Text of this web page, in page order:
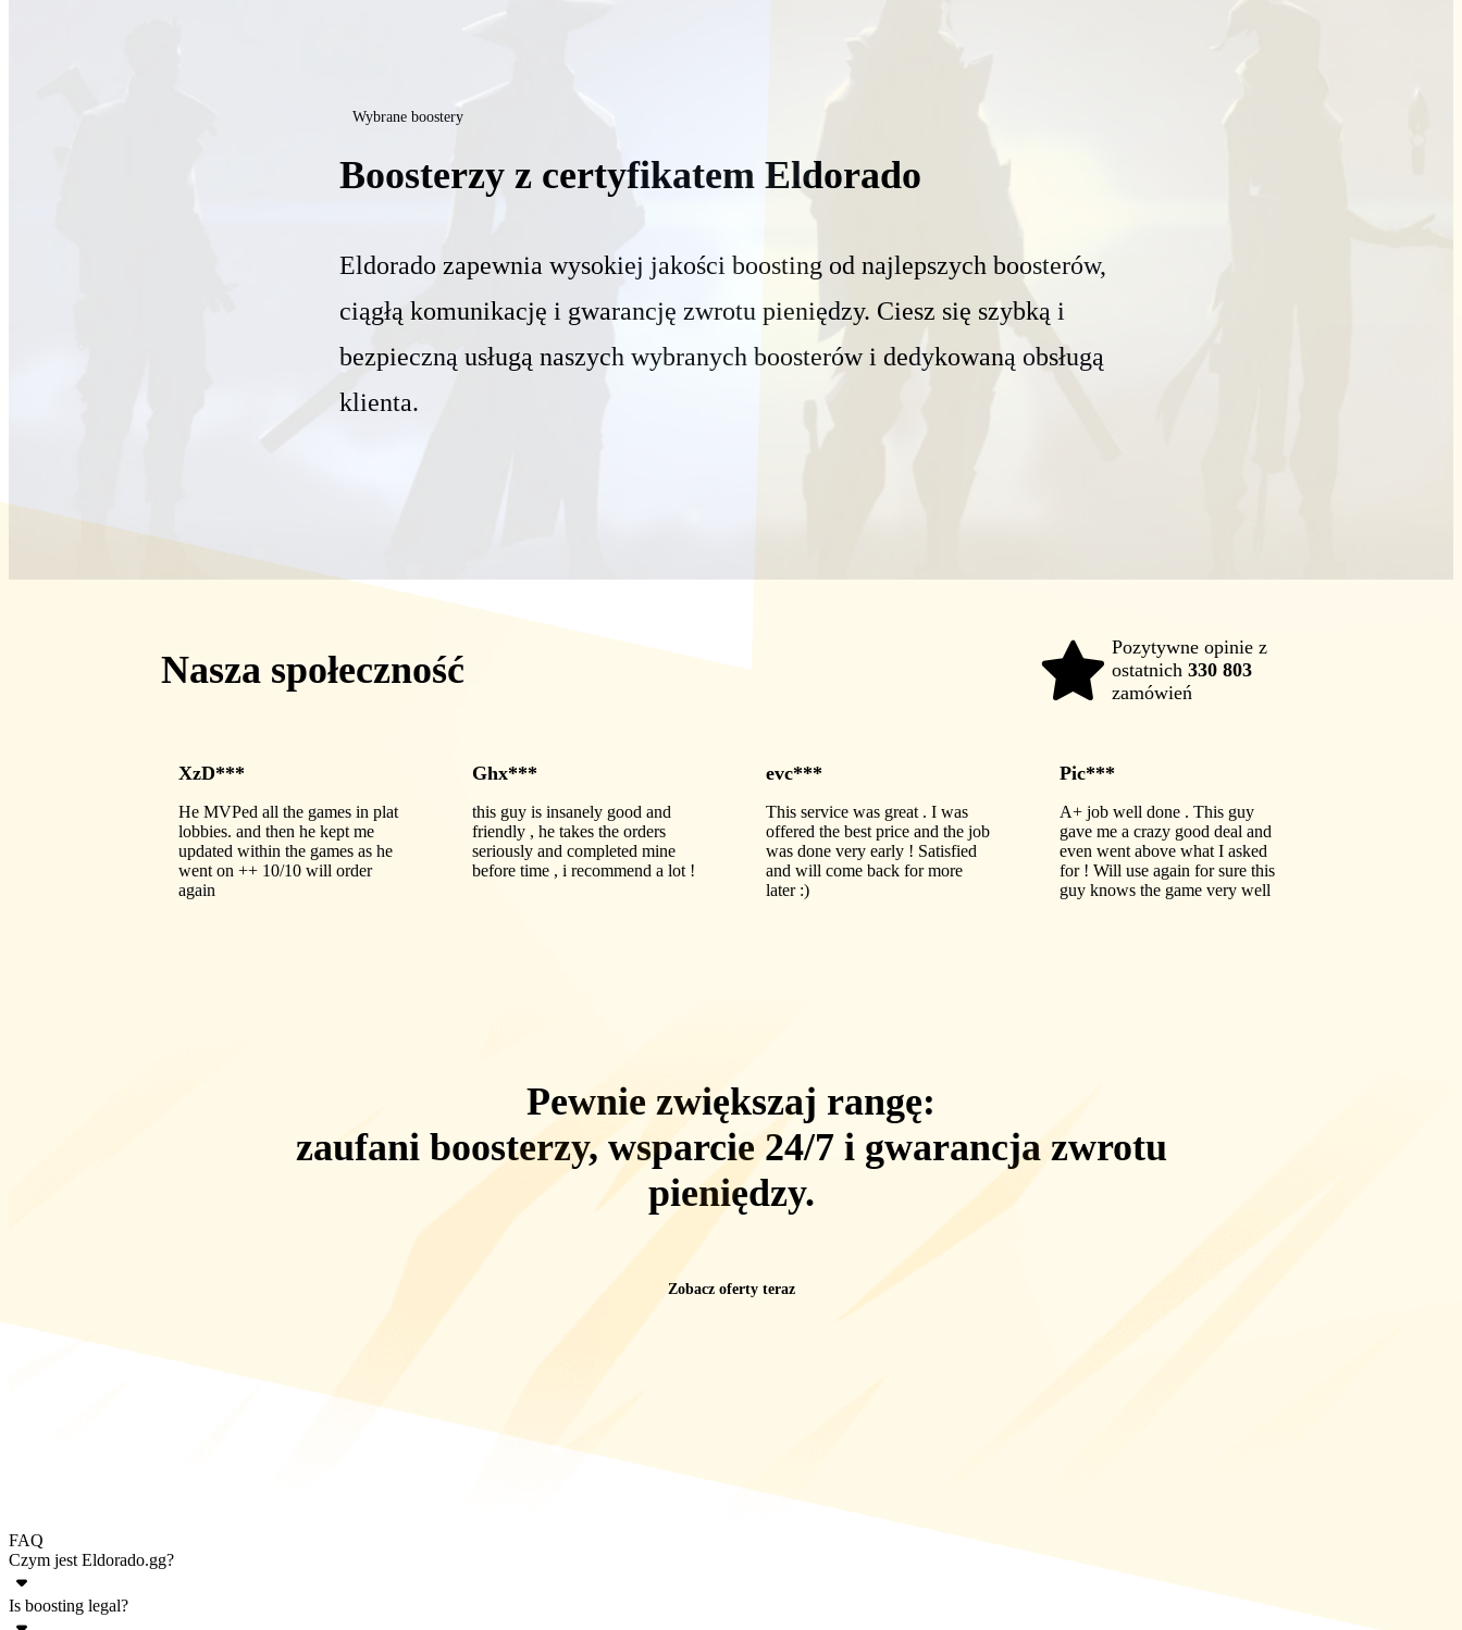
Wybrane boostery
Boosterzy z certyfikatem Eldorado
Eldorado zapewnia wysokiej jakości boosting od najlepszych boosterów,
ciągłą komunikację i gwarancję zwrotu pieniędzy. Ciesz się szybką i
bezpieczną usługą naszych wybranych boosterów i dedykowaną obsługą
klienta.
Nasza społeczność
Pozytywne opinie z
ostatnich 330 803
zamówień
XzD***
He MVPed all the games in plat
lobbies. and then he kept me
updated within the games as he
went on ++ 10/10 will order
again
Ghx***
this guy is insanely good and
friendly , he takes the orders
seriously and completed mine
before time , i recommend a lot !
evc***
This service was great . I was
offered the best price and the job
was done very early ! Satisfied
and will come back for more
later :)
Pic***
A+ job well done . This guy
gave me a crazy good deal and
even went above what I asked
for ! Will use again for sure this
guy knows the game very well
Pewnie zwiększaj rangę:
zaufani boosterzy, wsparcie 24/7i gwarancja zwrotu
pieniędzy.
Zobacz oferty teraz
FAQ
Czym jest Eldorado.gg?
Eldorado.gg to internetowa platforma handlowa oferująca szeroki wybór produktów związanych z grami – waluta, konta, Przedmioty, usługi boosting oraz doładowania. Eldorado obsługuje wiele popularnych
Is boosting legal?